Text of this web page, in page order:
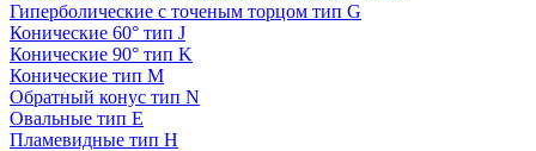
Гиперболические с точеным торцом тип G
Конические 60° тип J
Конические 90° тип K
Конические тип M
Обратный конус тип N
Овальные тип E
Пламевидные тип H